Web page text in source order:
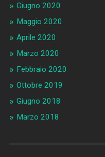
Giugno 2020
Maggio 2020
Aprile 2020
Marzo 2020
Febbraio 2020
Ottobre 2019
Giugno 2018
Marzo 2018